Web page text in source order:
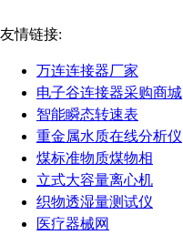
友情链接:
万连连接器厂家
电子谷连接器采购商城
智能瞬态转速表
重金属水质在线分析仪
煤标准物质煤物相
立式大容量离心机
织物透湿量测试仪
医疗器械网